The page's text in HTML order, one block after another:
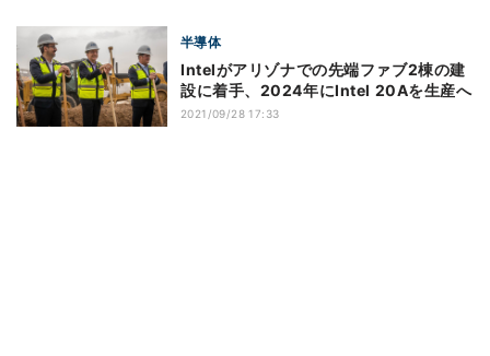
半導体
Intelがアリゾナでの先端ファブ2棟の建
設に着手、2024年にIntel 20Aを生産へ
2021/09/28 17:33